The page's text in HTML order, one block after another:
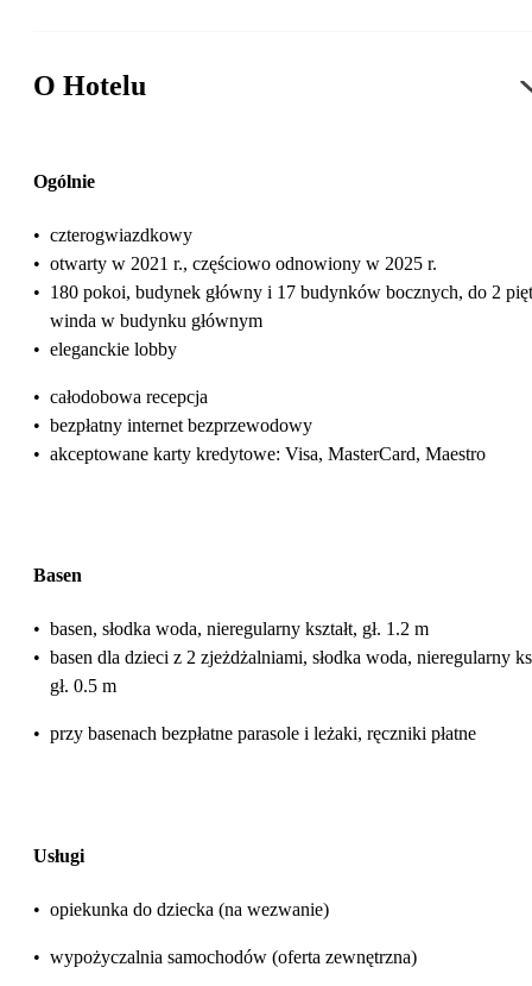
O Hotelu
Ogólnie
• czterogwiazdkowy
• otwarty w 2021 r., częściowo odnowiony w 2025 r.
• 180 pokoi, budynek główny i 17 budynków bocznych, do 2
winda w budynku głównym
• eleganckie lobby
• całodobowa recepcja
• bezpłatny internet bezprzewodowy
• akceptowane karty kredytowe: Visa, MasterCard, Maestro
Basen
• basen, słodka woda, nieregularny kształt, gł. 1.2 m
• basen dla dzieci z 2 zjeżdżalniami, słodka woda, nieregularny
gł. 0.5 m
• przy basenach bezpłatne parasole i leżaki, ręczniki płatne
Usługi
• opiekunka do dziecka (na wezwanie)
• wypożyczalnia samochodów (oferta zewnętrzna)